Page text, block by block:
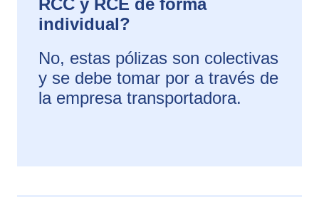
RCC y RCE de forma
individual?
No, estas pólizas son colectivas
y se debe tomar por a través de
la empresa transportadora.